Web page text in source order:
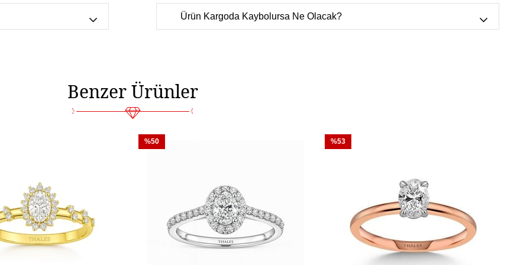
Benzer Ürünler
%50 %53
tanımlamanız yeterli olacaktır.
Ürün Kargoda Kaybolursa Ne Olacak?